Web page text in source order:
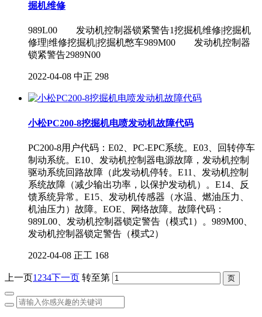
掘机维修
989L00 发动机控制器锁紧警告1挖掘机维修|挖掘机
修理|维修挖掘机|挖掘机憋车989M00 发动机控制器
锁紧警告2989N00
2022-04-08 中正 298
小松PC200-8挖掘机电喷发动机故障代码
PC200-8用户代码：E02、PC-EPC系统。E03、回转停车
制动系统。E10、发动机控制器电源故障，发动机控制
驱动系统回路故障（此发动机停转。E11、发动机控制
系统故障（减少输出功率，以保护发动机）。E14、反
馈系统异常。E15、发动机传感器（水温、燃油压力、
机油压力）故障。EOE、网络故障。故障代码：
989L00、发动机控制器锁定警告（模式1）。989M00、
发动机控制器锁定警告（模式2）
2022-04-08 正工 168
上一页1 234下一页 转至第